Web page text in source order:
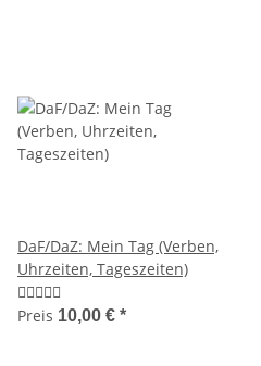
DaF/DaZ: Mein Tag (Verben,
Uhrzeiten, Tageszeiten)
Preis 10,00 € *